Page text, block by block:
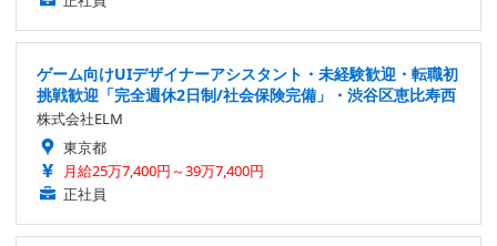
ゲーム向けUIデザイナーアシスタント・未経験歓迎・転職初
挑戦歓迎「完全週休2日制/社会保険完備」・渋谷区恵比寿西
株式会社ELM
東京都
月給25万7,400円～39万7,400円
正社員